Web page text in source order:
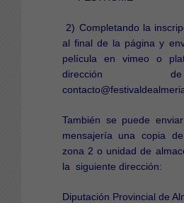
2) Completando la
al final de la página y
película en vimeo o
dirección
También se puede
mensajería una copia
zona 2 o unidad de
la siguiente dirección:
Diputación Provincial de